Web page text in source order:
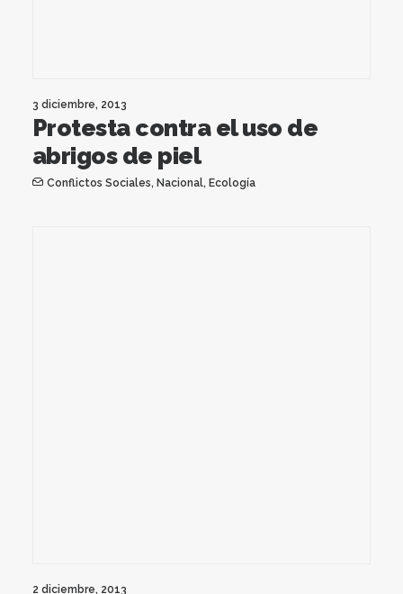
3 diciembre, 2013
Protesta contra el uso de
abrigos de piel
Conflictos Sociales, Nacional, Ecología
2 diciembre, 2013